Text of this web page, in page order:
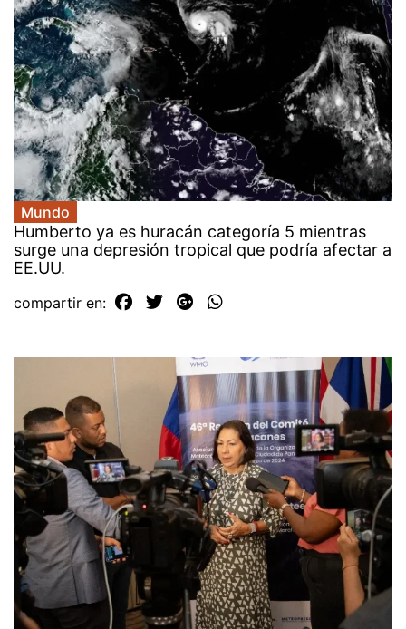
Mundo
Humberto ya es huracán categoría 5 mientras
surge una depresión tropical que podría afectar a
EE.UU.
compartir en: